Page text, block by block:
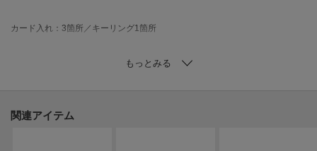
カード入れ：3箇所／キーリング1箇所
革を型抜きしていますので、上品感がありながら軽い仕上がりになっていま
関連アイテム